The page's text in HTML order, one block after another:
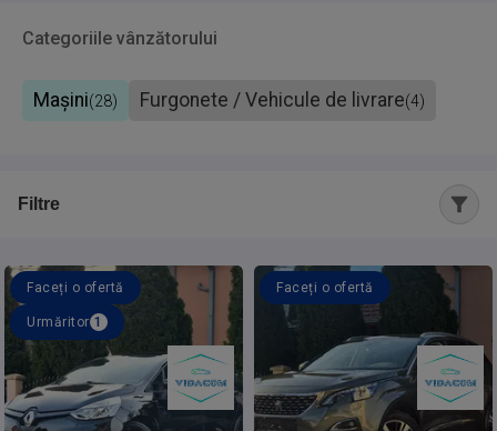
Categoriile vânzătorului
Mașini(28) Furgonete / Vehicule de livrare(4)
Filtre
Faceți o ofertă
Urmăritor 1
Faceți o ofertă